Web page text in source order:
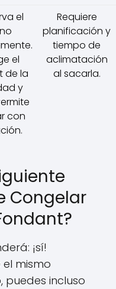
el
el
de la
y
con
Requiere
planificación y
tiempo de
aclimatación
al sacarla.
Congelar
¡sí!
mismo
puedes incluso